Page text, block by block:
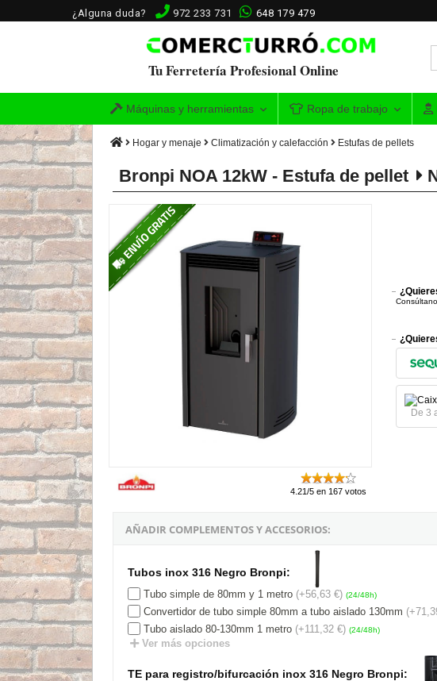
¿Alguna duda? 972 233 731 648 179 479
Tu Ferretería Profesional Online
Máquinas y herramientas Ropa de trabajo
Hogar y menaje Climatización y calefacción Estufas de pellets
Bronpi NOA 12kW - Estufa de pellet
4.21/5 en 167 votos
De 3
AÑADIR COMPLEMENTOS Y ACCESORIOS:
Tubos inox 316 Negro Bronpi:
Tubo simple de 80mm y 1 metro (+56,63 €) (24/48h)
Convertidor de tubo simple 80mm a tubo aislado 130mm
Tubo aislado 80-130mm 1 metro (+111,32 €) (24/48h)
Ver más opciones
TE para registro/bifurcación inox 316 Negro Bronpi: